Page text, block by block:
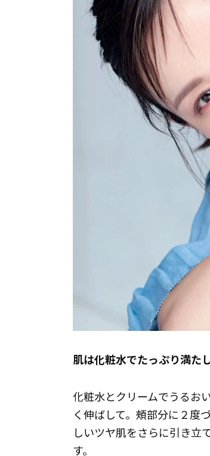
肌は化粧水でたっぷり満た
化粧水とクリームでうるお
く伸ばして。頰部分に２度
しいツヤ肌をさらに引き立
す。